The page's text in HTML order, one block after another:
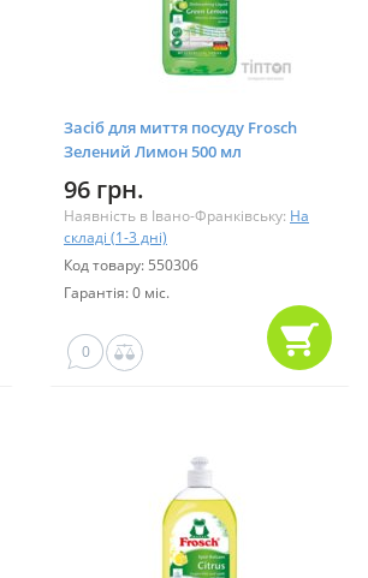
Засіб для миття посуду Frosch
Зелений Лимон 500 мл
96 грн.
Наявність в Івано-Франківську: На
складі (1-3 дні)
Код товару: 550306
Гарантія: 0 міс.
0